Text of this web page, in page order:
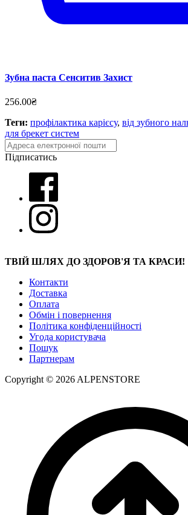
Зубна паста Сенситив Захист
256.00₴
Теги: профілактика карієсу, від зубного
для брекет систем
Підписатись
ТВІЙ ШЛЯХ ДО ЗДОРОВ'Я ТА КРАСИ!
Контакти
Доставка
Оплата
Обмін і повернення
Політика конфіденційності
Угода користувача
Пошук
Партнерам
Copyright © 2026 ALPENSTORE